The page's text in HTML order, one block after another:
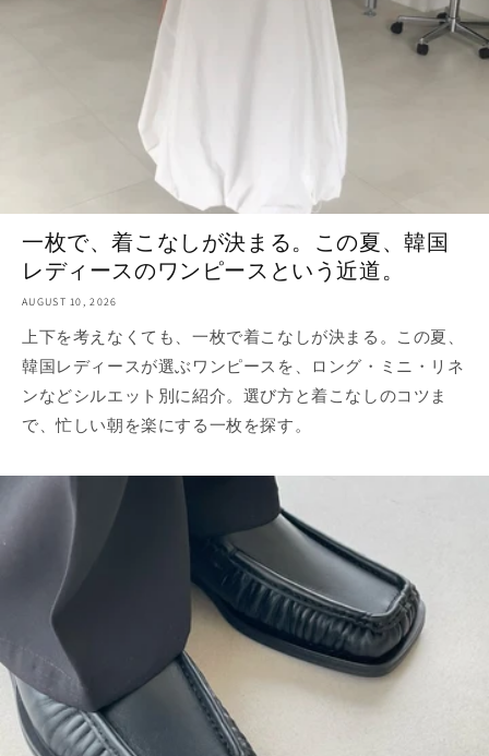
一枚で、着こなしが決まる。この夏、韓国
レディースのワンピースという近道。
AUGUST 10, 2026
上下を考えなくても、一枚で着こなしが決まる。この夏、
韓国レディースが選ぶワンピースを、ロング・ミニ・リネ
ンなどシルエット別に紹介。選び方と着こなしのコツま
で、忙しい朝を楽にする一枚を探す。